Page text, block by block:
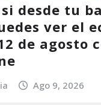
desde tu
ver el
de agosto
Ago 9, 2026